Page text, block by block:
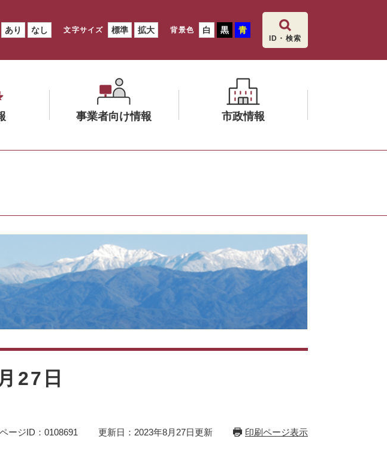
あり なし 文字サイズ 標準 拡大 背景色 白 黒 青
ID・検索
事業者向け情報
を
市政情報
を
く
27日
ページID：0108691 更新日：2023年8月27日更新 印刷ページ表示